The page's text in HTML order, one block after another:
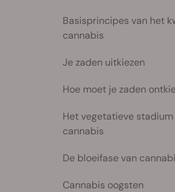
Basisprincipes van het
cannabis
Je zaden uitkiezen
Hoe moet je zaden
Het vegetatieve stadium
cannabis
De bloeifase van
Cannabis oogsten